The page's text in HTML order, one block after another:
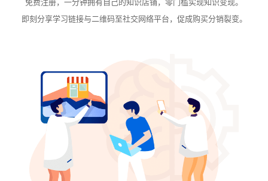
即刻分享学习链接与二维码至社交网络平台，促成购买分销裂变。